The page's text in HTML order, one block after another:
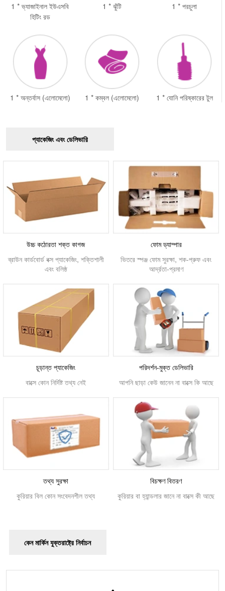
1 * ভ্যাজাইনাল ইউএসবি
হিটিং রড
1 * ঝুঁটি 1 * পরচুলা
1 * অন্তর্বাস (এলোমেলো) 1 * কম্বল (এলোমেলো) 1 * যোনি পরিষ্কারের টুল
প্যাকেজিং এবং ডেলিভারি
উচ্চ কঠোরতা শক্ত কাগজ
ব্রাউন কার্ডবোর্ড বক্স প্যাকেজিং, শক্তিশালী
এবং বলিষ্ঠ
ফোম ড্যাম্পার
ভিতরে স্পঞ্জ ফোম সুরক্ষা, শক-প্রুফ এবং
আর্দ্রতা-প্রমাণ
চূড়ান্ত প্যাকেজিং
বাক্সে কোন নির্দিষ্ট তথ্য নেই
পরিদর্শন-মুক্ত ডেলিভারি
আপনি ছাড়া কেউ জানেন না বাক্সে কি আছে
তথ্য সুরক্ষা
কুরিয়ার বিল কোন সংবেদনশীল তথ্য
বিচক্ষণ বিতরণ
কুরিয়ার বা হ্যান্ডলার জানে না বাক্সে কী আছে
কেন মার্কিন যুক্তরাষ্ট্রে নির্বাচন